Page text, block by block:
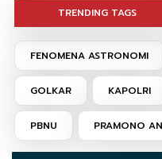
TRENDING TAGS
FENOMENA ASTRONOMI
GOLKAR KAPOLRI
PBNU PRAMONO